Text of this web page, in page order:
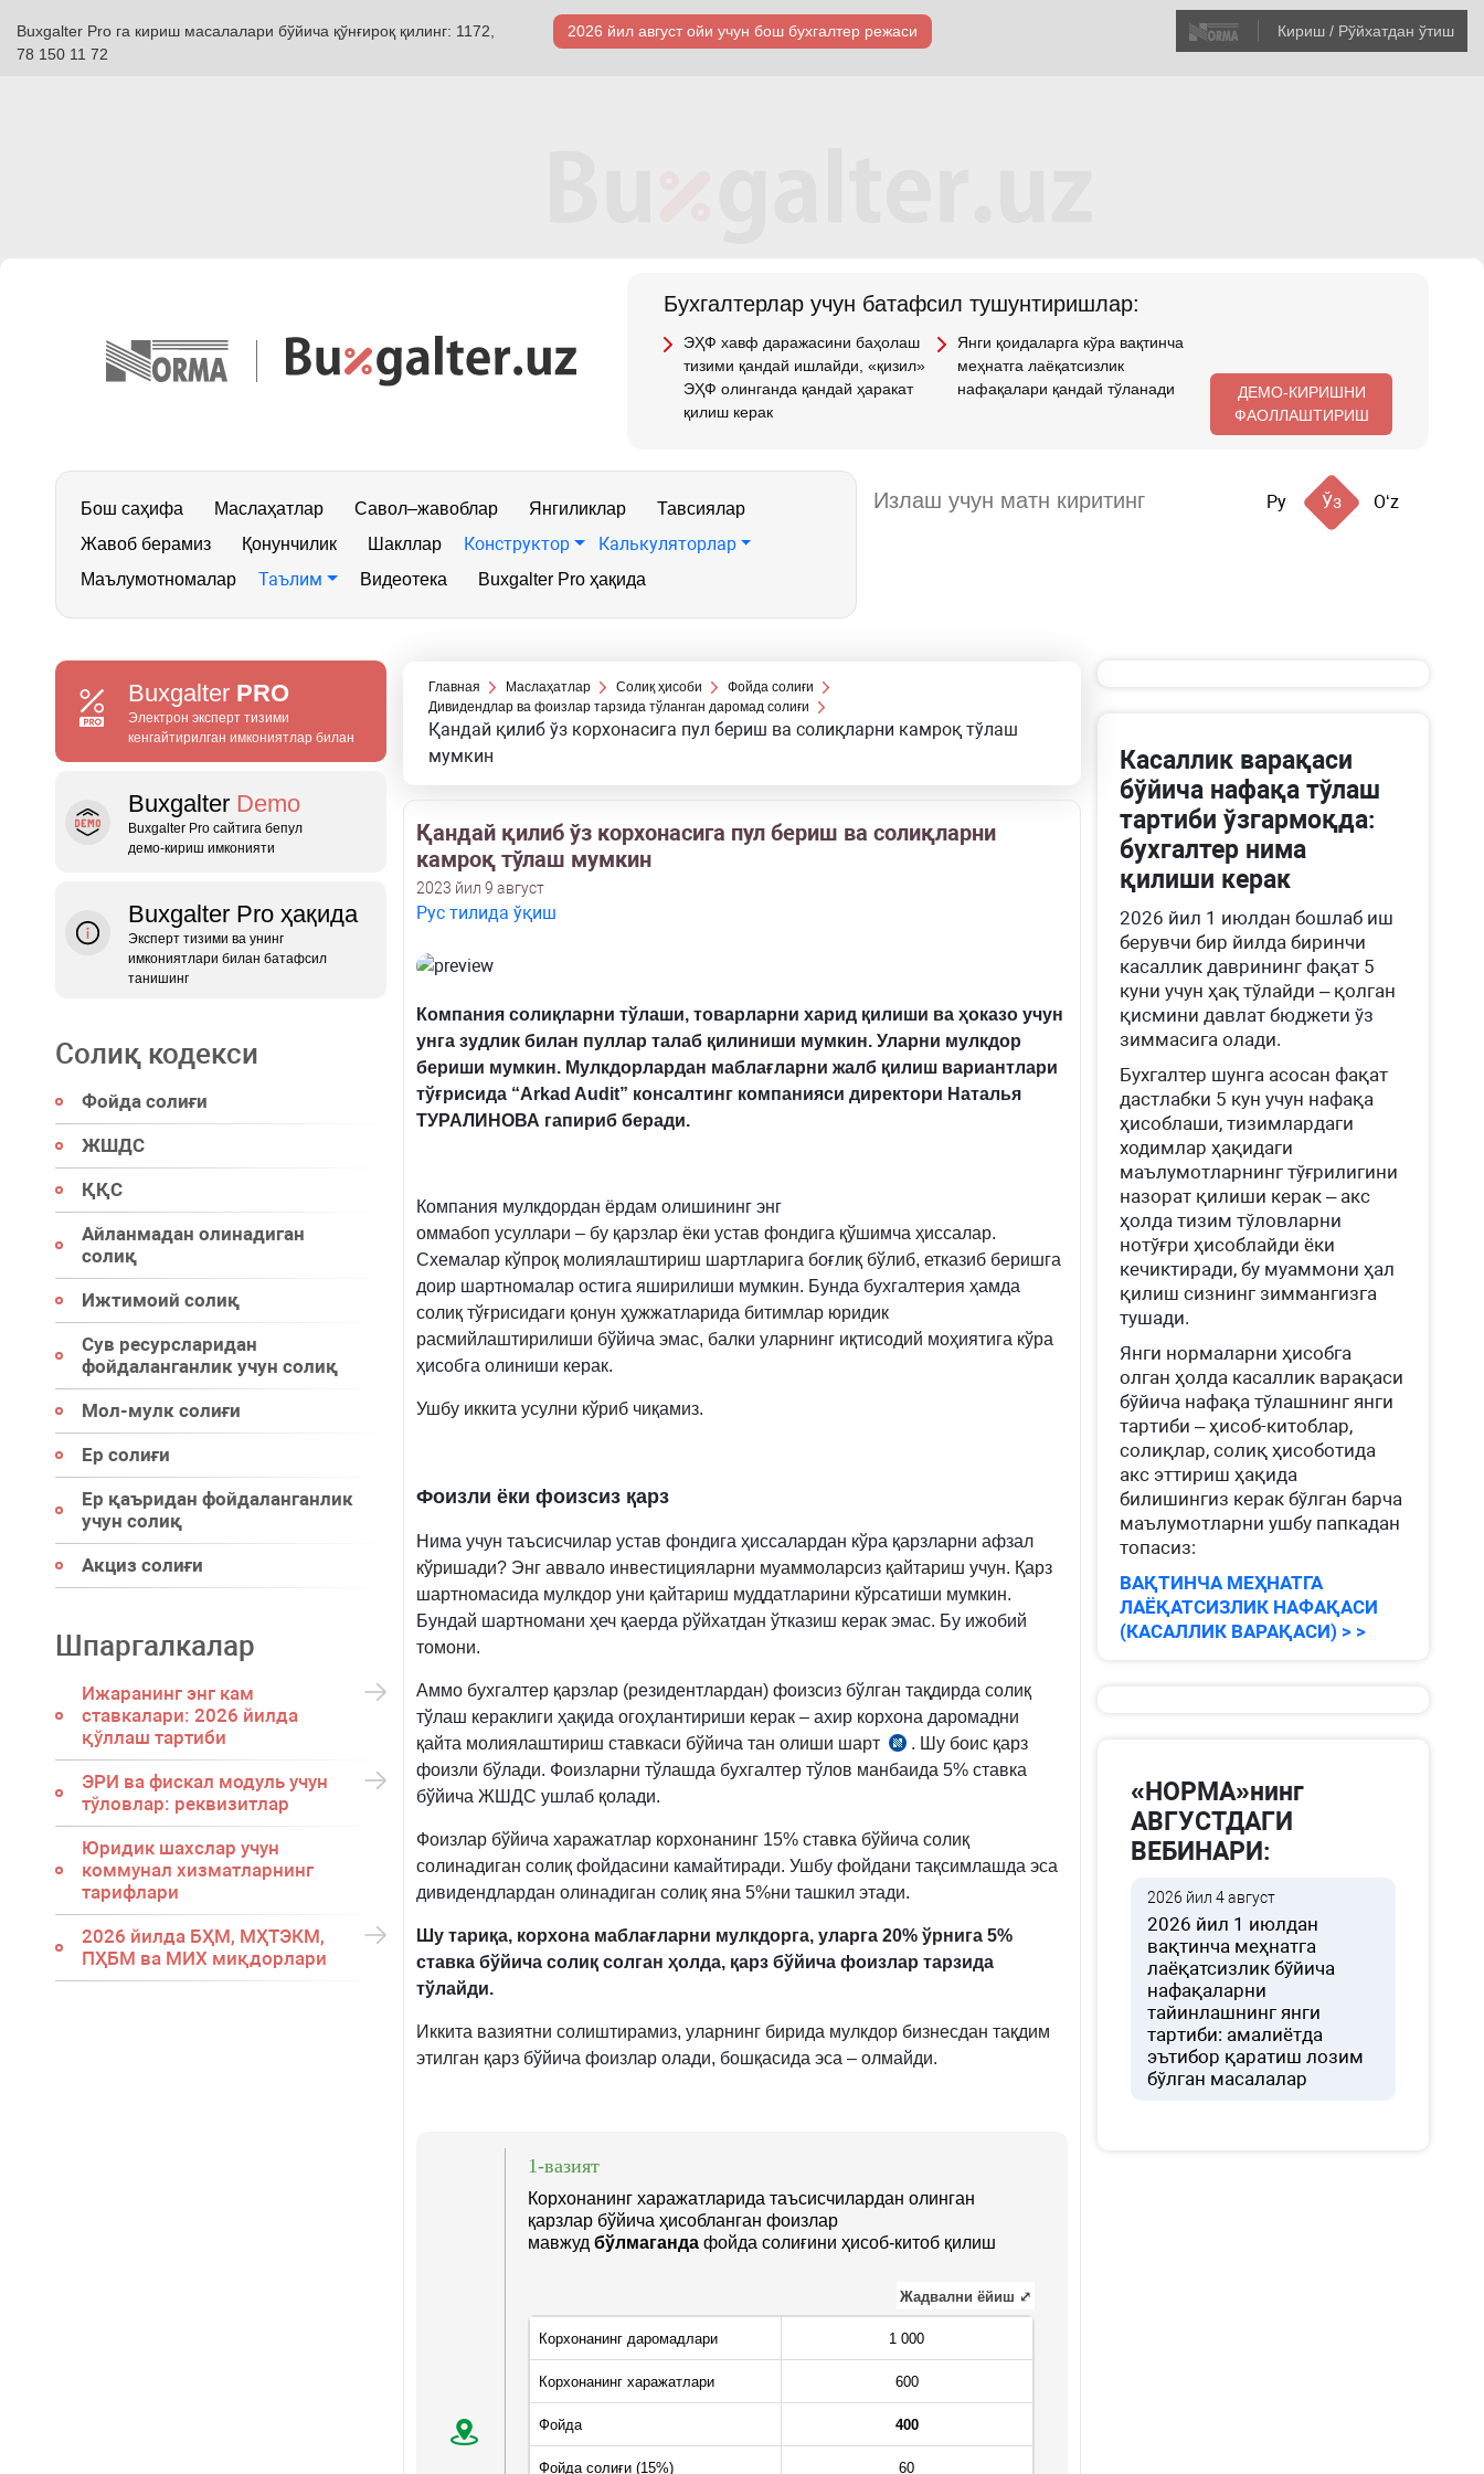
Buxgalter Pro га кириш масалалари бўйича қўнғироқ қилинг: 1172,
78 150 11 72
2026 йил август ойи учун бош бухгалтер режаси Кириш / Рўйхатдан ўтиш
Бухгалтерлар учун батафсил тушунтиришлар:
ЭҲФ хавф даражасини баҳолаш
тизими қандай ишлайди, «қизил»
ЭҲФ олинганда қандай ҳаракат
қилиш керак
Янги қоидаларга кўра вақтинча
меҳнатга лаёқатсизлик
нафақалари қандай тўланади
ДЕМО-КИРИШНИ
ФАОЛЛАШТИРИШ
Бош саҳифа Маслаҳатлар Савол–жавоблар Янгиликлар
Тавсиялар
Жавоб берамиз
Қонунчилик Шакллар Конструктор Калькуляторлар
Маълумотномалар Таълим Видеотека Buxgalter Pro ҳақида
Ру Ўз Oʻz
Buxgalter PRO
Электрон эксперт тизими
кенгайтирилган имкониятлар билан
Buxgalter Demo
Buxgalter Pro сайтига бепул
демо‑кириш имконияти
Buxgalter Pro ҳақида
Эксперт тизими ва унинг
имкониятлари билан батафсил
танишинг
Солиқ кодекси
Фойда солиғи
ЖШДС
ҚҚС
Айланмадан олинадиган
солиқ
Ижтимоий солиқ
Сув ресурсларидан
фойдаланганлик учун солиқ
Мол-мулк солиғи
Ер солиғи
Ер қаъридан фойдаланганлик
учун солиқ
Акциз солиғи
Шпаргалкалар
Ижаранинг энг кам
ставкалари: 2026 йилда
қўллаш тартиби
ЭРИ ва фискал модуль учун
тўловлар: реквизитлар
Юридик шахслар учун
коммунал хизматларнинг
тарифлари
2026 йилда БҲМ, МҲТЭКМ,
ПҲБМ ва МИХ миқдорлари
Главная Маслаҳатлар Солиқ ҳисоби
Фойда солиғи
Дивидендлар ва фоизлар тарзида тўланган даромад солиғи
Қандай қилиб ўз корхонасига пул бериш ва солиқларни камроқ тўлаш
мумкин
Қандай қилиб ўз корхонасига пул бериш ва солиқларни
камроқ тўлаш мумкин
2023 йил 9 август
Рус тилида ўқиш
Компания солиқларни тўлаши, товарларни харид қилиши ва ҳоказо учун
унга зудлик билан пуллар талаб қилиниши мумкин. Уларни мулкдор
бериши мумкин. Мулкдорлардан маблағларни жалб қилиш вариантлари
тўғрисида “Arkad Audit” консалтинг компанияси директори Наталья
ТУРАЛИНОВА гапириб беради.
Компания мулкдордан ёрдам олишининг энг
оммабоп усуллари – бу қарзлар ёки устав фондига қўшимча ҳиссалар.
Схемалар кўпроқ молиялаштириш шартларига боғлиқ бўлиб, етказиб беришга
доир шартномалар остига яширилиши мумкин. Бунда бухгалтерия ҳамда
солиқ тўғрисидаги қонун ҳужжатларида битимлар юридик
расмийлаштирилиши бўйича эмас, балки уларнинг иқтисодий моҳиятига кўра
ҳисобга олиниши керак.
Ушбу иккита усулни кўриб чиқамиз.
Фоизли ёки фоизсиз қарз
Нима учун таъсисчилар устав фондига ҳиссалардан кўра қарзларни афзал
кўришади? Энг аввало инвестицияларни муаммоларсиз қайтариш учун. Қарз
шартномасида мулкдор уни қайтариш муддатларини кўрсатиши мумкин.
Бундай шартномани ҳеч қаерда рўйхатдан ўтказиш керак эмас. Бу ижобий
томони.
Аммо бухгалтер қарзлар (резидентлардан) фоизсиз бўлган тақдирда солиқ
тўлаш кераклиги ҳақида огоҳлантириши керак – ахир корхона даромадни
қайта молиялаштириш ставкаси бўйича тан олиши шарт
СК
299-
. Шу боис қарз
фоизли бўлади. Фоизларни тўлашда бухгалтер тўлов манбаида 5% ставка
бўйича ЖШДС ушлаб қолади.
Фоизлар бўйича харажатлар корхонанинг 15% ставка бўйича солиқ
солинадиган солиқ фойдасини камайтиради. Ушбу фойдани тақсимлашда эса
дивидендлардан олинадиган солиқ яна 5%ни ташкил этади.
Шу тариқа, корхона маблағларни мулкдорга, уларга 20% ўрнига 5%
ставка бўйича солиқ солган ҳолда, қарз бўйича фоизлар тарзида
тўлайди.
Иккита вазиятни солиштирамиз, уларнинг бирида мулкдор бизнесдан тақдим
этилган қарз бўйича фоизлар олади, бошқасида эса – олмайди.
1-вазият
Корхонанинг харажатларида таъсисчилардан олинган
қарзлар бўйича ҳисобланган фоизлар
мавжуд бўлмагандафойда солиғини ҳисоб-китоб қилиш
Корхонанинг даромадлари 1 000
Корхонанинг харажатлари 600
Фойда 400
Фойда солиғи (15%) 60
Жадвални ёйиш ⤢
Касаллик варақаси
бўйича нафақа тўлаш
тартиби ўзгармоқда:
бухгалтер нима
қилиши керак
2026 йил 1 июлдан бошлаб иш
берувчи бир йилда биринчи
касаллик даврининг фақат 5
куни учун ҳақ тўлайди – қолган
қисмини давлат бюджети ўз
зиммасига олади.
Бухгалтер шунга асосан фақат
дастлабки 5 кун учун нафақа
ҳисоблаши, тизимлардаги
ходимлар ҳақидаги
маълумотларнинг тўғрилигини
назорат қилиши керак – акс
ҳолда тизим тўловларни
нотўғри ҳисоблайди ёки
кечиктиради, бу муаммони ҳал
қилиш сизнинг зиммангизга
тушади.
Янги нормаларни ҳисобга
олган ҳолда касаллик варақаси
бўйича нафақа тўлашнинг янги
тартиби – ҳисоб-китоблар,
солиқлар, солиқ ҳисоботида
акс эттириш ҳақида
билишингиз керак бўлган барча
маълумотларни ушбу папкадан
топасиз:
ВАҚТИНЧА МЕҲНАТГА
ЛАЁҚАТСИЗЛИК НАФАҚАСИ
(КАСАЛЛИК ВАРАҚАСИ) > >
«НОРМА»нинг
АВГУСТДАГИ
ВЕБИНАРИ:
2026 йил 4 август
2026 йил 1 июлдан
вақтинча меҳнатга
лаёқатсизлик бўйича
нафақаларни
тайинлашнинг янги
тартиби: амалиётда
эътибор қаратиш лозим
бўлган масалалар